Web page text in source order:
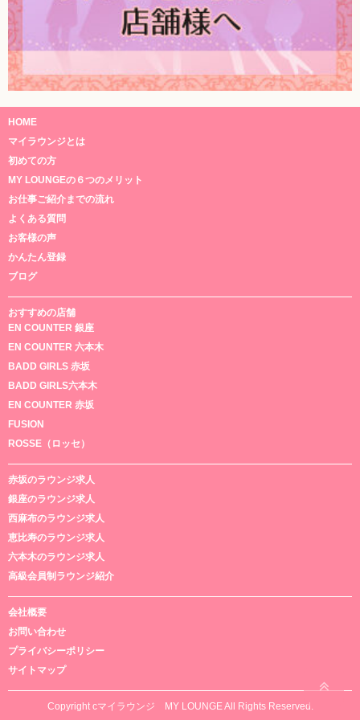
HOME
マイラウンジとは
初めての方
MY LOUNGEの６つのメリット
お仕事ご紹介までの流れ
よくある質問
お客様の声
かんたん登録
ブログ
おすすめの店舗
EN COUNTER 銀座
EN COUNTER 六本木
BADD GIRLS 赤坂
BADD GIRLS六本木
EN COUNTER 赤坂
FUSION
ROSSE（ロッセ）
赤坂のラウンジ求人
銀座のラウンジ求人
西麻布のラウンジ求人
恵比寿のラウンジ求人
六本木のラウンジ求人
高級会員制ラウンジ紹介
会社概要
お問い合わせ
プライバシーポリシー
サイトマップ
Copyright cマイラウンジ MY LOUNGE All Rights Reserved.